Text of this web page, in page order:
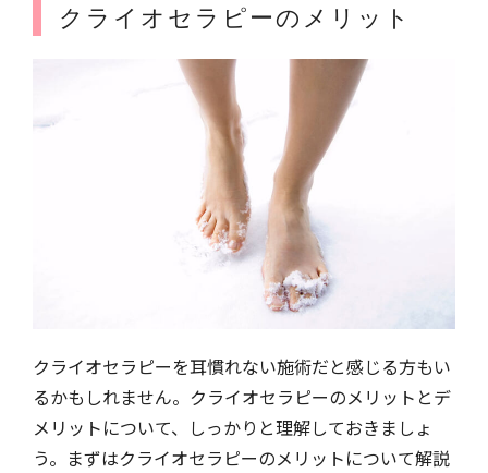
クライオセラピーのメリット
クライオセラピーを耳慣れない施術だと感じる方もい
るかもしれません。クライオセラピーのメリットとデ
メリットについて、しっかりと理解しておきましょ
う。まずはクライオセラピーのメリットについて解説